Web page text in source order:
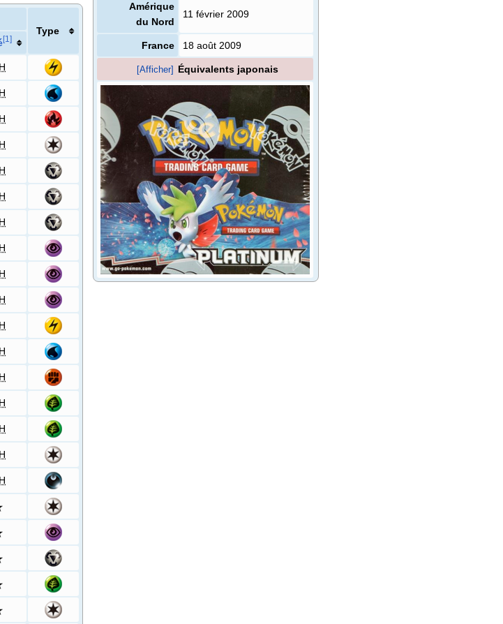
Amérique
du Nord
11 février 2009
France 18 août 2009
[Afficher] Équivalents japonais
Type
[1 ]
H
H
H
H
H
H
H
H
H
H
H
H
H
H
H
H
H